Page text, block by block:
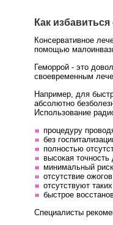
Как
Консервативное
помощью
Геморрой - это
своевременным
Например, для
абсолютно
Использование
процедуру
без
полностью
высокая точность
минимальный
отсутствие
отсутствуют
быстрое
Специалисты